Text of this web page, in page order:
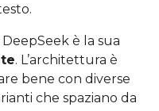
è la sua
. L’architettura è
bene con diverse
che spaziano da